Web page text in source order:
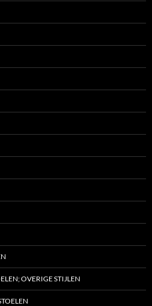
OVERIGE STIJLEN